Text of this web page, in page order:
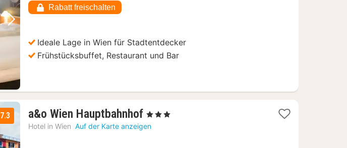
Nächstes Bild
€
Rabatt freischalten
Ideale Lage in Wien für Stadtentdecker
Frühstücksbuffet, Restaurant und Bar
7.3 a&o Wien Hauptbahnhof 2
Nächte
, 3 Sterne
Hotel in Wien Auf der Karte anzeigen